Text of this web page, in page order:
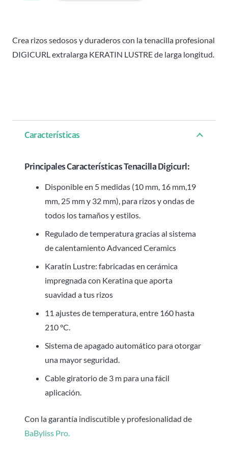
IRON
19
Crea rizos sedosos y duraderos con la tenacilla profesional
DIGICURL extralarga KERATIN LUSTRE de larga longitud.
Características
Principales Características Tenacilla Digicurl:
Disponible en 5 medidas (10 mm, 16 mm,19
mm, 25 mm y 32 mm), para rizos y ondas de
todos los tamaños y estilos.
Regulado de temperatura gracias al sistema
de calentamiento Advanced Ceramics
Karatin Lustre: fabricadas en cerámica
impregnada con Keratina que aporta
suavidad a tus rizos
11 ajustes de temperatura, entre 160 hasta
210 °C.
Sistema de apagado automático para otorgar
una mayor seguridad.
Cable giratorio de 3 m para una fácil
aplicación.
Con la garantía indiscutible y profesionalidad de
BaByliss Pro.